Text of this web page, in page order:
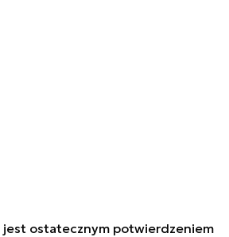
ostatecznym potwierdzeniem